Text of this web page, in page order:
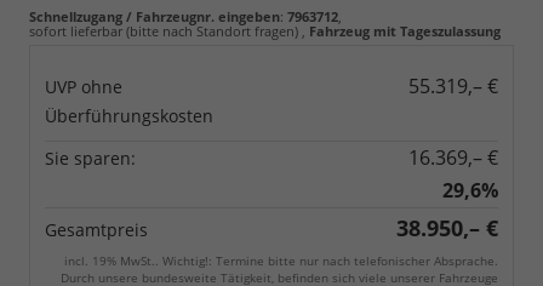
Schnellzugang / Fahrzeugnr. eingeben: 7963712
sofort lieferbar (bitte nach Standort fragen)
Fahrzeug mit Tageszulassung
UVP ohne
Überführungskosten
55.319,– €
Sie sparen:
16.369,– €
29,6%
Gesamtpreis 38.950,– €
incl. 19% MwSt.. Wichtig!: Termine bitte nur nach telefonischer Absprache.
Durch unsere bundesweite Tätigkeit, befinden sich viele unserer Fahrzeuge